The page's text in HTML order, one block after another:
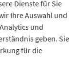
Dienste für Sie
Ihre Auswahl und
und
geben. Sie
für die